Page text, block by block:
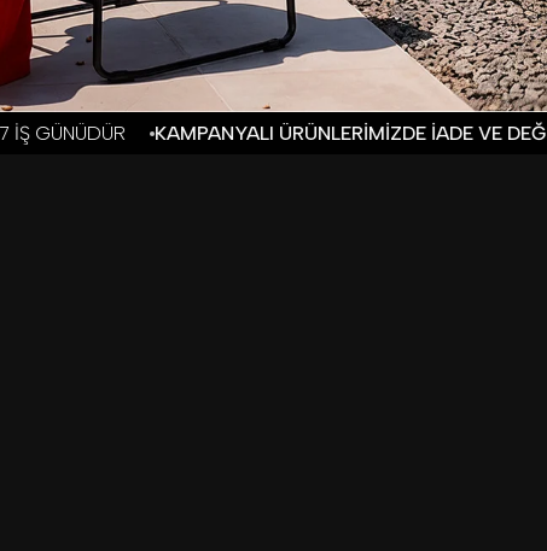
ÜRÜNLERİMİZDE İADE VE DEĞİŞİM BULUNMAMAKTADIR.